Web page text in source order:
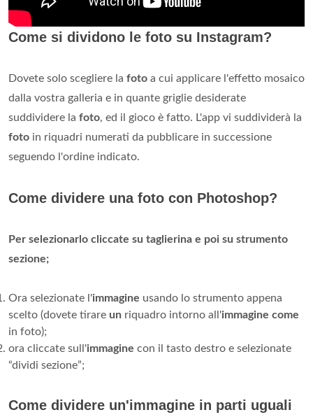
Come si dividono le foto su Instagram?
Dovete solo scegliere la foto a cui applicare l'effetto mosaico
dalla vostra galleria e in quante griglie desiderate
suddividere la foto, ed il gioco è fatto. L'app vi suddividerà la
foto in riquadri numerati da pubblicare in successione
seguendo l'ordine indicato.
Come dividere una foto con Photoshop?
Per selezionarlo cliccate su taglierina e poi su strumento
sezione;
Ora selezionate l'immagine usando lo strumento appena
scelto (dovete tirare un riquadro intorno all'immagine come
in foto);
ora cliccate sull'immagine con il tasto destro e selezionate
“dividi sezione”;
Come dividere un'immagine in parti uguali